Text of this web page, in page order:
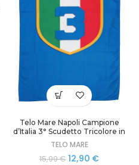
Telo Mare Napoli Campione
d’Italia 3° Scudetto Tricolore in
Microfibra cm 160×90
TELO MARE
15,99€ Il
12,90 €Il